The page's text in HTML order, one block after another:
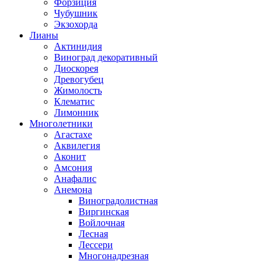
Чубушник
Экзохорда
Лианы
Актинидия
Виноград декоративный
Диоскорея
Древогубец
Жимолость
Клематис
Лимонник
Многолетники
Агастахе
Аквилегия
Аконит
Амсония
Анафалис
Анемона
Виноградолистная
Виргинская
Войлочная
Лесная
Лессери
Многонадрезная